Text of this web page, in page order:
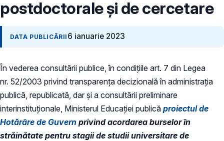
postdoctorale și de cercetare
DATA PUBLICĂRII 6 ianuarie 2023
În vederea consultării publice, în condiţiile art. 7 din Legea
nr. 52/2003 privind transparenţa decizională în administraţia
publică, republicată, dar și a consultării preliminare
interinstituționale, Ministerul Educaţiei publică proiectul de
Hotărâre de Guvern privind acordarea burselor în
străinătate pentru stagii de studii universitare de